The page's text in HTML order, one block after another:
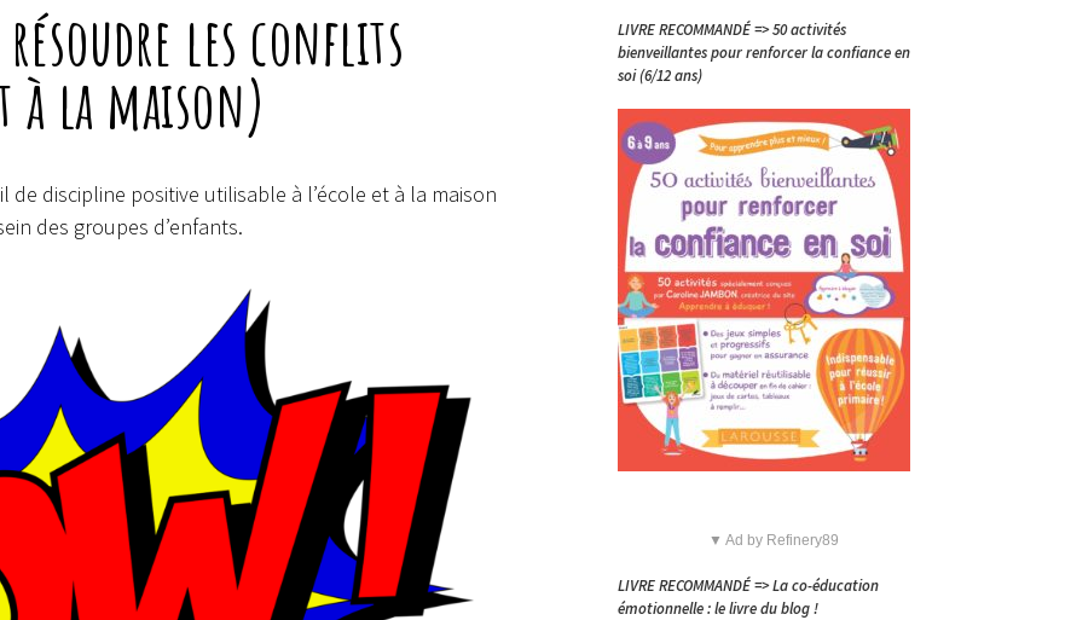
résoudre les conflits
à la maison)
discipline positive utilisable à l’école et à la maison
des groupes d’enfants.
LIVRE RECOMMANDÉ => 50 activités
bienveillantes pour renforcer la confiance en
soi (6/12 ans)
▼ Ad by Refinery89
LIVRE RECOMMANDÉ => La co-éducation
émotionnelle : le livre du blog !